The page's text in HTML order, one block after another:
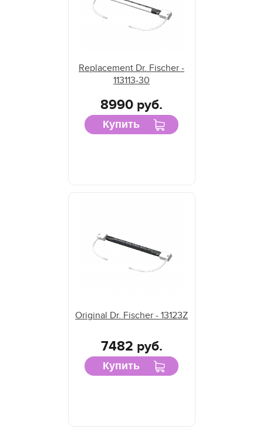
Replacement Dr. Fischer -
113113-30
8990 руб.
Купить
Original Dr. Fischer - 13123Z
7482 руб.
Купить